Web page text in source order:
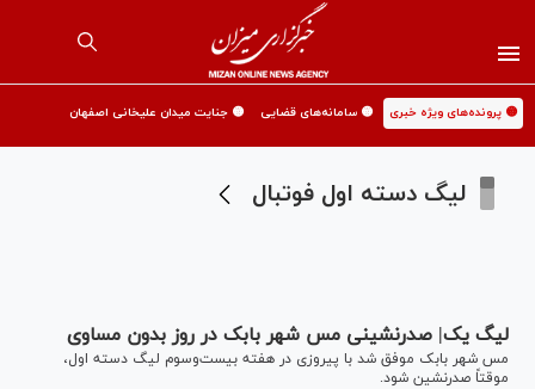
🟡 پرونده‌های ویژه خبری 🟡 سامانه‌های قضایی 🟡 جنایت میدان علیخانی اصفهان
لیگ دسته اول فوتبال
لیگ یک| صدرنشینی مس شهر بابک در روز بدون مساوی
مس شهر بابک موفق شد با پیروزی در هفته بیست‌وسوم لیگ دسته اول،
موقتاً صدرنشین شود.